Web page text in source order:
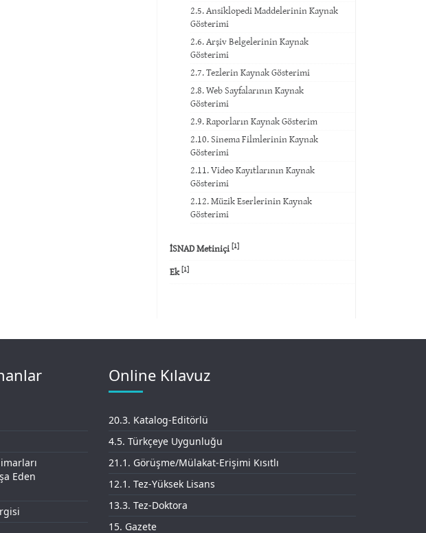
2.5. Ansiklopedi Maddelerinin Kaynak
Gösterimi
2.6. Arşiv Belgelerinin Kaynak
Gösterimi
2.7. Tezlerin Kaynak Gösterimi
2.8. Web Sayfalarının Kaynak
Gösterimi
2.9. Raporların Kaynak Gösterim
2.10. Sinema Filmlerinin Kaynak
Gösterimi
2.11. Video Kayıtlarının Kaynak
Gösterimi
2.12. Müzik Eserlerinin Kaynak
Gösterimi
İSNAD Metiniçi [1]
Ek[1]
Eden
Online Kılavuz
20.3. Katalog-Editörlü
4.5. Türkçeye Uygunluğu
21.1. Görüşme/Mülakat-Erişimi Kısıtlı
12.1. Tez-Yüksek Lisans
13.3. Tez-Doktora
15. Gazete